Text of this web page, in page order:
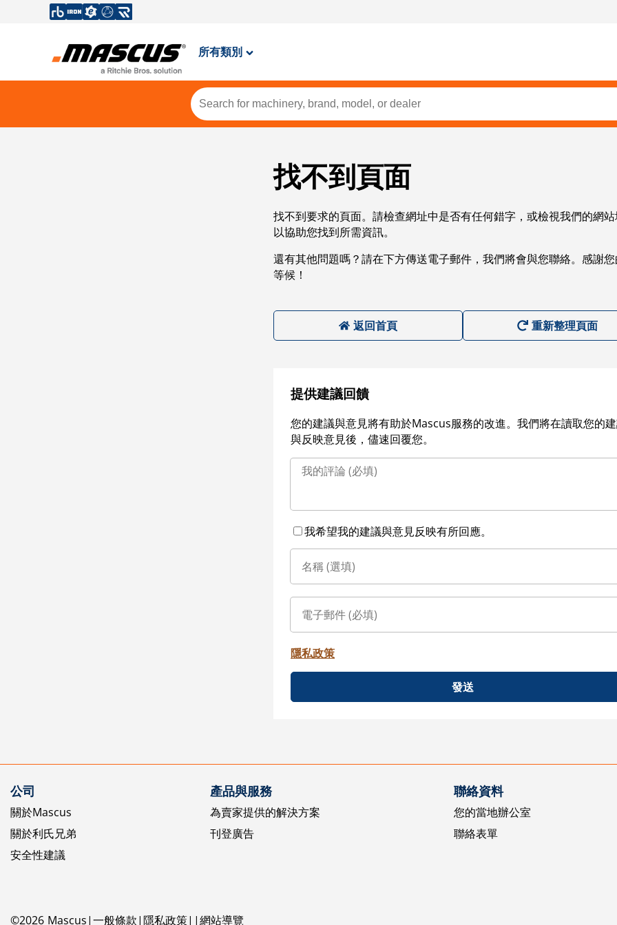
所有類別
找不到頁面
找不到要求的頁面。請檢查網址中是否有任何錯字，或檢視我們的網
以協助您找到所需資訊。
還有其他問題嗎？請在下方傳送電子郵件，我們將會與您聯絡。感謝
等候！
返回首頁 重新整理頁面
提供建議回饋
您的建議與意見將有助於Mascus服務的改進。我們將在讀取您的
與反映意見後，儘速回覆您。
我希望我的建議與意見反映有所回應。
隱私政策
發送
公司
關於Mascus
關於利氏兄弟
安全性建議
產品與服務
為賣家提供的解決方案
刊登廣告
聯絡資料
您的當地辦公室
聯絡表單
©2026 Mascus 一般條款 隱私政策 網站導覽